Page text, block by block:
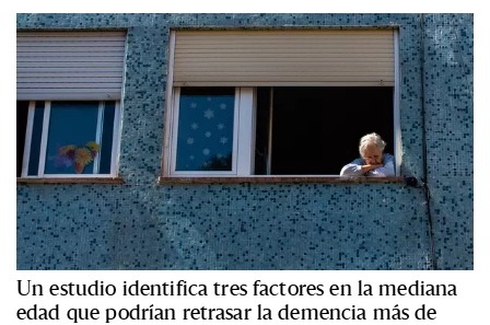
Un estudio identifica tres factores en la mediana
edad que podrían retrasar la demencia más de